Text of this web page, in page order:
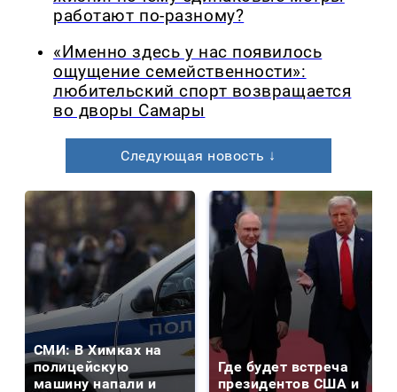
работают по-разному?
«Именно здесь у нас появилось
ощущение семейственности»:
любительский спорт возвращается
во дворы Самары
Следующая новость ↓
СМИ: В Химках на
полицейскую
машину напали и
Где будет встреча
президентов США и